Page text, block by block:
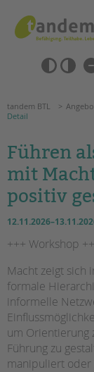
springen
Barrierefrei-
Einstellungen
überspringen
überspringen
SCHULE &
Grundschulen
Oberschulen
Kollegs
EFöB
Schulbezogene
Tagesgruppen
HILFEN ZUR
tandem BTL
Detail
Führen
mit
positiv
+++ Workshop
Macht zeigt sich
formale
informelle
um Orientierung
Führung zu
manipuliert